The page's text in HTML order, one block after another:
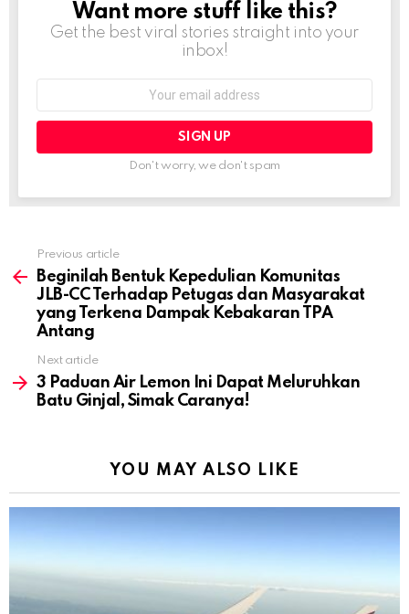
NEWSLETTER
Want more stuff like this?
Get the best viral stories straight into your
inbox!
Don't worry, we don't spam
more
Previous article
Beginilah Bentuk Kepedulian Komunitas
JLB-CC Terhadap Petugas dan Masyarakat
yang Terkena Dampak Kebakaran TPA
Antang
Next article
3 Paduan Air Lemon Ini Dapat Meluruhkan
Batu Ginjal, Simak Caranya!
YOU MAY ALSO LIKE